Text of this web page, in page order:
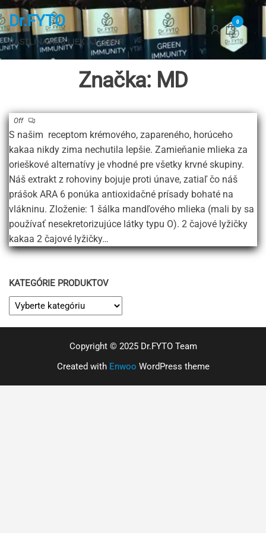
Preskočiť
na
hlavný
obsah
Dr.FYTO
RASTLINA AKO LIEK AJ LEKÁR
0
Značka: MD
Off
S našim receptom krémového, zapareného, horúceho
kakaa nikdy zima nechutila lepšie. Zamieňanie mlieka za
orieškové alternatívy je vhodné pre všetky krvné skupiny.
Náš extrakt z rohoviny bojuje proti únave, zatiaľ čo náš
prášok ARA 6 ponúka antioxidačné prísady bohaté na
vlákninu. Zloženie: 1 šálka mandľového mlieka (mali by sa
používať nesekretorizujúce látky typu O). 2 čajové lyžičky
kakaa 2 čajové lyžičky…
KATEGÓRIE PRODUKTOV
Copyright © 2025 Dr.FYTO Team
Created with Enwoo WordPress theme